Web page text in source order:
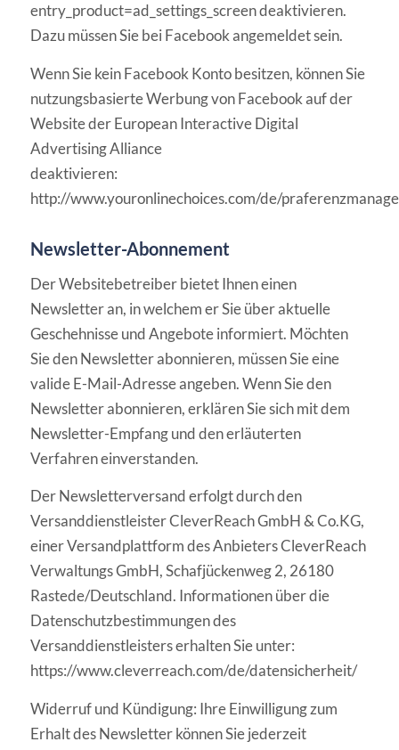
entry_product=ad_settings_screendeaktivieren.
Dazu müssen Sie bei Facebook angemeldet sein.
Wenn Sie kein Facebook Konto besitzen, können Sie
nutzungsbasierte Werbung von Facebook auf der
Website der European Interactive Digital
Advertising Alliance
deaktivieren:
http://www.youronlinechoices.com/de/
Newsletter-Abonnement
Der Websitebetreiber bietet Ihnen einen
Newsletter an, in welchem er Sie über aktuelle
Geschehnisse und Angebote informiert. Möchten
Sie den Newsletter abonnieren, müssen Sie eine
valide E-Mail-Adresse angeben. Wenn Sie den
Newsletter abonnieren, erklären Sie sich mit dem
Newsletter-Empfang und den erläuterten
Verfahren einverstanden.
Der Newsletterversand erfolgt durch den
Versanddienstleister CleverReach GmbH & Co.KG,
einer Versandplattform des Anbieters CleverReach
Verwaltungs GmbH, Schafjückenweg 2, 26180
Rastede/Deutschland. Informationen über die
Datenschutzbestimmungen des
Versanddienstleisters erhalten Sie unter:
https://www.cleverreach.com/de/datensicherheit/
Widerruf und Kündigung: Ihre Einwilligung zum
Erhalt des Newsletter können Sie jederzeit